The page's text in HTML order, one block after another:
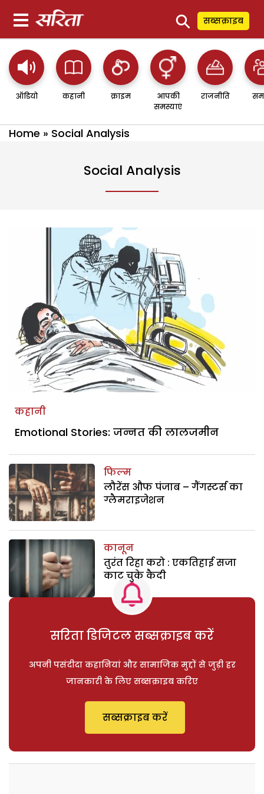
⚲ सब्सक्राइब
ऑडियो कहानी क्राइम
आपकी
समस्याएं
राजनीति
Home » Social Analysis
Social Analysis
कहानी
Emotional Stories: जन्नत की लालजमीन
फिल्म
लौरेंस औफ पंजाब – गैंगस्टर्स का
ग्लैमराइजेशन
कानून
तुरंत रिहा करो : एकतिहाई सजा
काट चुके कैदी
सरिता डिजिटल सब्सक्राइब करें
अपनी पसंदीदा कहानियां और सामाजिक मुद्दों से जुड़ी हर
जानकारी के लिए सब्सक्राइब करिए
सब्सक्राइब करें